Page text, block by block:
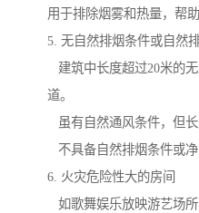
用于排除烟雾和热量，帮助
5. 无自然排烟条件或自然
建筑中长度超过20米的
道。
虽有自然通风条件，但长
不具备自然排烟条件或净
6. 火灾危险性大的房间
如歌舞娱乐放映游艺场